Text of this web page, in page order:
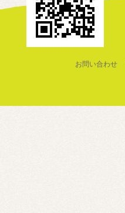
お問い合わせ